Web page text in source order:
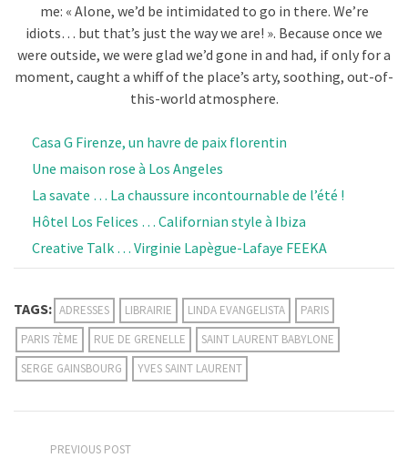
me: « Alone, we’d be intimidated to go in there. We’re
idiots… but that’s just the way we are! ». Because once we
were outside, we were glad we’d gone in and had, if only for a
moment, caught a whiff of the place’s arty, soothing, out-of-
this-world atmosphere.
Casa G Firenze, un havre de paix florentin
Une maison rose à Los Angeles
La savate … La chaussure incontournable de l’été !
Hôtel Los Felices … Californian style à Ibiza
Creative Talk … Virginie Lapègue-Lafaye FEEKA
TAGS: ADRESSES LIBRAIRIE LINDA EVANGELISTA
PARIS
PARIS 7ÈME
RUE DE GRENELLE
SAINT LAURENT BABYLONE
SERGE GAINSBOURG
YVES SAINT LAURENT
PREVIOUS POST